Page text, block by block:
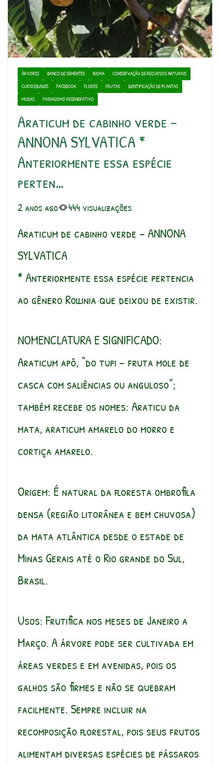
ÁRVORES BANCO DE SEMENTES BIOMA
CONSERVAÇÃO DE RECURSOS NATURAIS
CURIOSIDADES
FACEBOOK FLORES FRUTAS
IDENTIFICAÇÃO DE PLANTAS
MUDAS
PAISAGISMO REGENERATIVO
Araticum de cabinho verde –
ANNONA SYLVATICA *
Anteriormente essa espécie
perten…
2 anos ago 444 visualizações
Araticum de cabinho verde – ANNONA
SYLVATICA
* Anteriormente essa espécie pertencia
ao gênero Rollinia que deixou de existir.
NOMENCLATURA E SIGNIFICADO:
Araticum apô, “do tupi – fruta mole de
casca com saliências ou anguloso”;
também recebe os nomes: Araticu da
mata, araticum amarelo do morro e
cortiça amarelo.
Origem: É natural da floresta ombrofila
densa (região litorânea e bem chuvosa)
da mata atlântica desde o estade de
Minas Gerais até o Rio grande do Sul,
Brasil.
Usos: Frutifica nos meses de Janeiro a
Março. A árvore pode ser cultivada em
áreas verdes e em avenidas, pois os
galhos são firmes e não se quebram
facilmente. Sempre incluir na
recomposição florestal, pois seus frutos
alimentam diversas espécies de pássaros